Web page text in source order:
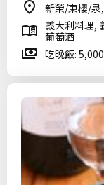
新榮/東櫻/泉
義大利料理,
葡萄酒
吃晚飯: